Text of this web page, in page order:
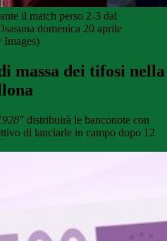
il match perso 2-3 dal
domenica 20 aprile
massa dei tifosi nella
distribuirà le banconote con
di lanciarle in campo dopo 12